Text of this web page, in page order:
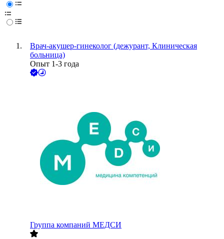
Врач-акушер-гинеколог (дежурант, Клиническая
больница)
Опыт 1-3 года
Группа компаний МЕДСИ